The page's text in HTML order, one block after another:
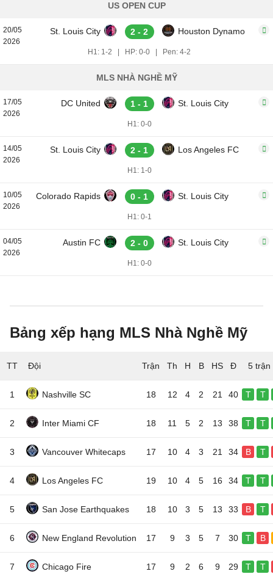
US OPEN CUP
20/05
2026
St. Louis City 2 - 2 Houston Dynamo
H1: 1-2 HP: 0-0 Pen: 4-2
MLS NHÀ NGHỀ MỸ
17/05
2026
DC United 1 - 1 St. Louis City
H1: 0-0
14/05
2026
St. Louis City 2 - 1 Los Angeles FC
H1: 1-0
10/05
2026
Colorado Rapids 0 - 1 St. Louis City
H1: 0-1
04/05
2026
Austin FC 2 - 0 St. Louis City
H1: 0-0
Bảng xếp hạng MLS Nhà Nghề Mỹ
TT Đội 5 trận
1 Nashville SC 18 12 4 2 21 40 T T
2 Inter Miami CF 18 11 5 2 13 38 T T
3 Vancouver Whitecaps 17 10 4 3 21 34 B T
4 Los Angeles FC 19 10 4 5 16 34 T T
5 San Jose Earthquakes 18 10 3 5 13 33 B T
6 New England Revolution 17 9 3 5 7 30 T B
7 Chicago Fire 17 9 2 6 9 29 T T